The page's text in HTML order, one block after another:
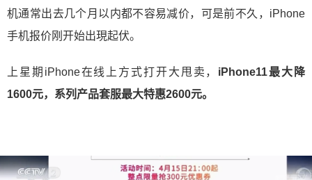
机通常出去几个月以内都不容易减价，可是前不久，iPhone
手机报价刚开始出現起伏。
上星期iPhone在线上方式打开大甩卖， iPhone11最大降
1600元，系列产品套服最大特惠2600元。